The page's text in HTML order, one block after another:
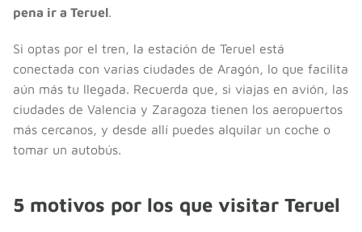
pena ir a Teruel.
Si optas por el tren, la estación de Teruel está
conectada con varias ciudades de Aragón, lo que facilita
aún más tu llegada. Recuerda que, si viajas en avión, las
ciudades de Valencia y Zaragoza tienen los aeropuertos
más cercanos, y desde allí puedes alquilar un coche o
tomar un autobús.
5 motivos por los que visitar Teruel